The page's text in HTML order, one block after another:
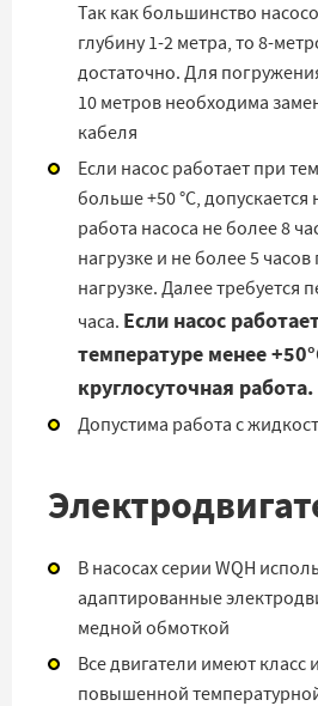
Так как большинство
глубину 1-2 метра, то 8-
достаточно. Для
10 метров необходима
кабеля
Если насос работает при
больше +50 °С,
работа насоса не более 8
нагрузке и не более 5
нагрузке. Далее требуется
часа. Если насос
температуре менее
круглосуточная работа.
Допустима работа с
В насосах серии WQH
адаптированные
медной обмоткой
Все двигатели имеют класс
повышенной